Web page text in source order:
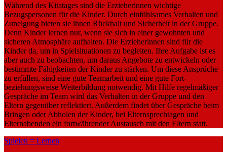
Während des Kitatages sind die Erzieherinnen wichtige
Bezugspersonen für die Kinder. Durch einfühlsames Verhalten und
Zuneigung bieten sie ihnen Rückhalt und Sicherheit in der Gruppe.
Denn Kinder lernen nur, wenn sie sich in einer gewohnten und
sicheren Atmosphäre aufhalten. Die Erzieherinnen sind für die
Kinder da, um in Spielsituationen zu begleiten. Ihre Aufgabe ist es
aber auch zu beobachten, um daraus Angebote zu entwickeln oder
bestimmte Fähigkeiten der Kinder zu stärken. Um diese Ansprüche
zu erfüllen, sind eine gute Teamarbeit und eine gute Fort-
beziehungsweise Weiterbildung notwendig. Mit Hilfe regelmäßiger
Gespräche im Team wird das Verhalten in der Gruppe und den
Eltern gegenüber reflektiert. Außerdem findet über Gespräche beim
Bringen oder Abholen der Kinder, bei Elternsprechtagen und
Elternabenden ein fortwährender Austausch mit den Eltern statt.
Spielen = Lernen